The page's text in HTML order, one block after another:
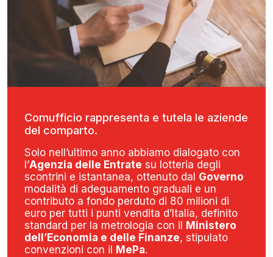
Comufficio rappresenta e tutela le aziende
del comparto.
Solo nell’ultimo anno abbiamo dialogato con
l’Agenzia delle Entrate su lotteria degli
scontrini e istantanea, ottenuto dal Governo
modalità di adeguamento graduali e un
contributo a fondo perduto di 80 milioni di
euro per tutti i punti vendita d’Italia, definito
standard per la metrologia con il
Ministero
dell’Economia e delle Finanze, stipulato
convenzioni con il
MePa.